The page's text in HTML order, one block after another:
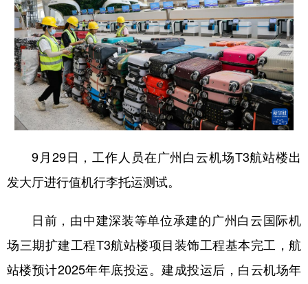
文化 书画 健康
访谈 视频 图片 政务
法律 中央文件 金融 汽车
食品 人居 信息化 数字经济
学术中国 乡村振兴 银龄 溯源中国
城市 旅游 能源 会展
彩票 娱乐
公益 一带一路 亚太网 上市公司
文化产业
9月29日，工作人员在广州白云机场T3航站楼出
发大厅进行值机行李托运测试。
日前，由中建深装等单位承建的广州白云国际机
场三期扩建工程T3航站楼项目装饰工程基本完工，航
站楼预计2025年年底投运。建成投运后，白云机场年